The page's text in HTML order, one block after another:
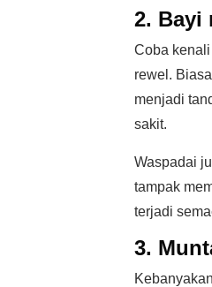
2. Bayi
Coba
rewel.
menjadi
sakit.
Waspadai
tampak
terjadi
3.